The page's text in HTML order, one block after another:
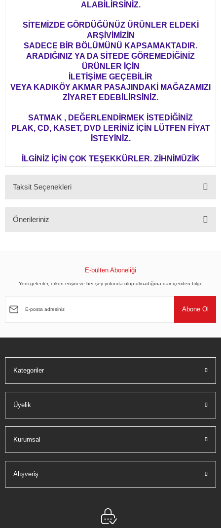
ALABİLİRSİNİZ.
SİTEMİZDE GÖRDÜĞÜNÜZ ÜRÜNLER ELDEKİ
ARŞİVİMİZİN
SADECE BİR BÖLÜMÜNÜ KAPSAMAKTADIR.
ARADIĞINIZ YA DA SİTEDE GÖREMEDİĞİNİZ
ÜRÜNLER İÇİN
İLETİŞİME GEÇEBİLİR
VEYA KADIKÖY AKMAR PASAJINDAKİ MAĞAZAMIZI
ZİYARET EDEBİLİRSİNİZ.
SATMAK , DEĞERLENDİRMEK İSTEDİĞİNİZ
PLAK, CD, KASET, DVD LERİNİZ İÇİN LÜTFEN FİYAT
İSTEYİNİZ.
İLGİNİZ İÇİN ÇOK TEŞEKKÜRLER. ZİHNİMÜZİK
Taksit Seçenekleri
Önerileriniz
Görüş ve önerileriniz için teşekkür ederiz.
Ürün açıklamasında eksik bilgiler bulunuyor.
E-bülten Aboneliği
Yeni gelenler, erken erişim ve her şey yolunda olup olmadığına dair içeriden bilgi.
Abone Ol
Kategoriler
Üyelik
Kurumsal
Alışveriş